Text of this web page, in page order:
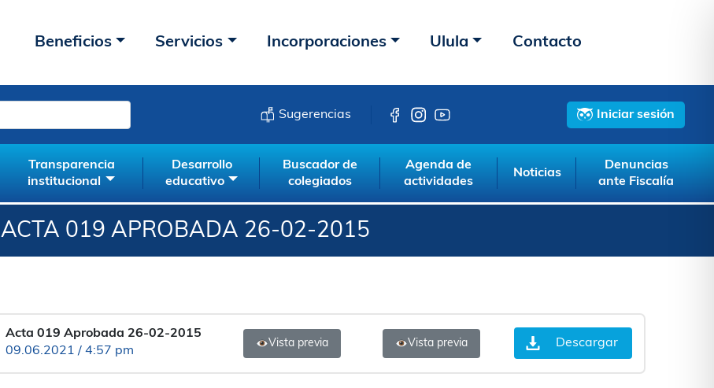
Beneficios Servicios Incorporaciones Ulula Contacto
Sugerencias Iniciar sesión
Transparencia
institucional
Desarrollo
educativo
Buscador de
colegiados
Agenda de
actividades
Noticias
Denuncias
ante Fiscalía
ACTA 019 APROBADA 26-02-2015
Acta 019 Aprobada 26-02-2015
09.06.2021 / 4:57 pm
Vista previa Vista previa Descargar